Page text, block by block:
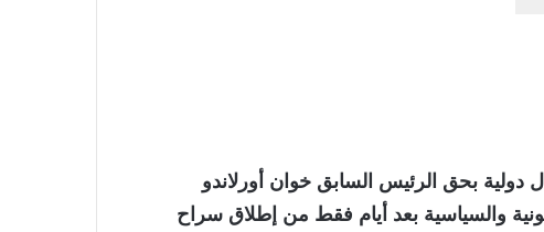
بحق الرئيس السابق خوان أورلاندو
والسياسية بعد أيام فقط من إطلاق سراح